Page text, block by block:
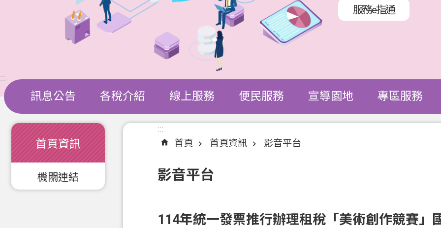
服務e指通
:::
訊息公告 各稅介紹 線上服務 便民服務 宣導園地 專區服務
:::
首頁資訊
機關連結
:::
首頁
首頁資訊 影音平台
影音平台
114年統一發票推行辦理租稅「美術創作競賽」